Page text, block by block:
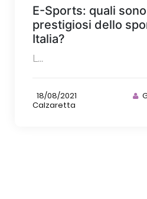
E-Sports: quali
prestigiosi dello
Italia?
L...
18/08/2021
Calzaretta